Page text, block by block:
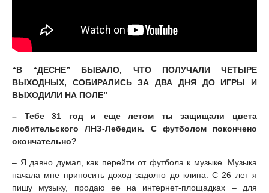
“В “ДЕСНЕ” БЫВАЛО, ЧТО ПОЛУЧАЛИ ЧЕТЫРЕ
ВЫХОДНЫХ, СОБИРАЛИСЬ ЗА ДВА ДНЯ ДО ИГРЫ И
ВЫХОДИЛИ НА ПОЛЕ”
– Тебе 31 год и еще летом ты защищали цвета
любительского ЛНЗ-Лебедин. С футболом покончено
окончательно?
– Я давно думал, как перейти от футбола к музыке. Музыка
начала мне приносить доход задолго до клипа. С 26 лет я
пишу музыку, продаю ее на интернет-площадках – для